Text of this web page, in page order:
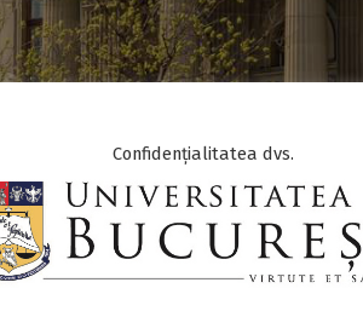
University of Bucharest, P.O. Box MG-11,
Confidențialitatea dvs.